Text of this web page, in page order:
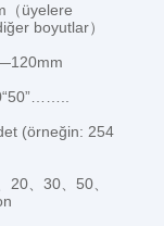
（üyelere
boyutlar）
(örneğin: 254
20、30、50、